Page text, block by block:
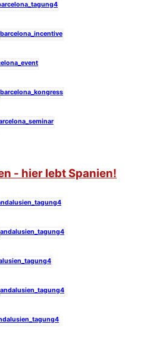
- hier lebt Spanien!